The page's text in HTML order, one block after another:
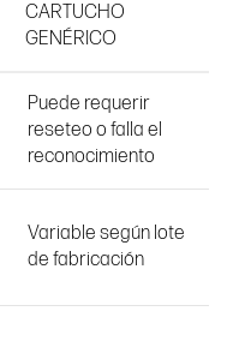
CARTUCHO
GENÉRICO
Puede requerir
reseteo o falla el
reconocimiento
Variable según lote
de fabricación